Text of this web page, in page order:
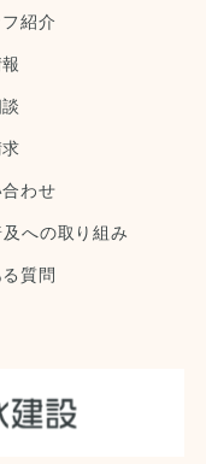
紹介
わせ
への取り組み
質問